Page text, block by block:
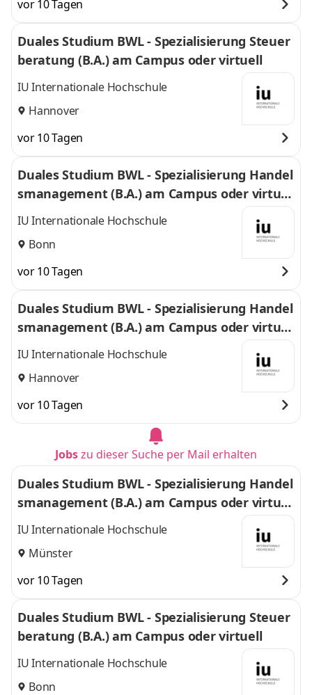
vor 10 Tagen
Duales Studium BWL - Spezialisierung Steuer
beratung (B.A.) am Campus oder virtuell
IU Internationale Hochschule
Hannover
vor 10 Tagen
Duales Studium BWL - Spezialisierung Handel
smanagement (B.A.) am Campus oder virtuel
l
IU Internationale Hochschule
Bonn
vor 10 Tagen
Duales Studium BWL - Spezialisierung Handel
smanagement (B.A.) am Campus oder virtuel
l
IU Internationale Hochschule
Hannover
vor 10 Tagen
Jobszu dieser Suche per Mail erhalten
Duales Studium BWL - Spezialisierung Handel
smanagement (B.A.) am Campus oder virtuel
l
IU Internationale Hochschule
Münster
vor 10 Tagen
Duales Studium BWL - Spezialisierung Steuer
beratung (B.A.) am Campus oder virtuell
IU Internationale Hochschule
Bonn